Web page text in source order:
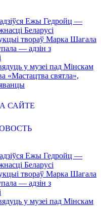
Ежы Гедройц —
Беларусі
твораў Марка Шагала
— адзін з
у музеі пад Мінскам
«Мастацтва святла»,
САЙТЕ
Ежы Гедройц —
Беларусі
твораў Марка Шагала
— адзін з
у музеі пад Мінскам